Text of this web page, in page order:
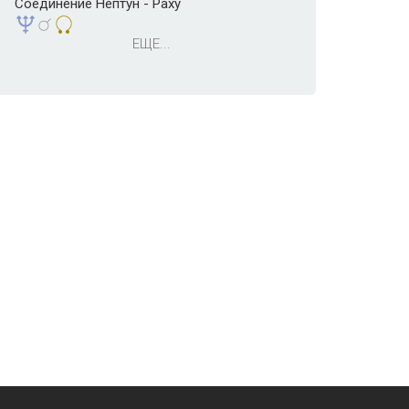
Соединение Нептун - Раху
ЕЩЕ...